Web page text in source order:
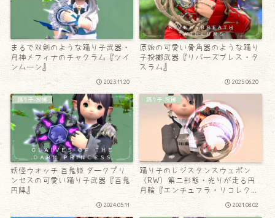
まるで双剣のような踊り子武器・
月神メフィナのチャクラム『ツイ
ンムーン』
2023.11.20
原始の可愛い骨角器のような踊り
子投擲武器『リバーズブレス・タ
スラム』
2025.06.20
踊り子-投擲
妖怪ウォッチ 百鬼姫 ダークプリ
ンセスの可愛い踊り子武器『百鬼
円陣』
2024.05.11
踊り子-投擲
踊り子のレジスタンスウェポン
（RW）第二形態・光りが走る円
月輪『エンチュフラ・リコレクシ
2021.08.02